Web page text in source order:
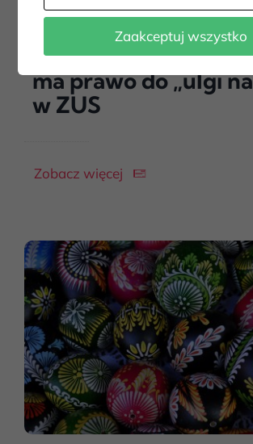
Kategoria:News
Były wspólnik
ma prawo do „ulgi
w ZUS
Zobacz więcej
Zaakceptuj wszystko